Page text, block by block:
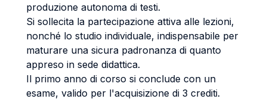
produzione autonoma di testi.
Si sollecita la partecipazione attiva alle lezioni,
nonché lo studio individuale, indispensabile per
maturare una sicura padronanza di quanto
appreso in sede didattica.
Il primo anno di corso si conclude con un
esame, valido per l'acquisizione di 3 crediti.